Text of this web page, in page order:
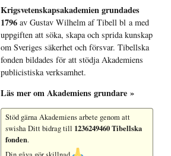
Krigsvetenskap­sakademien grundades
1796 av Gustav Wilhelm af Tibell bl a med
uppgiften att söka, skapa och sprida kunskap
om Sveriges säkerhet och försvar. Tibellska
fonden bildades för att stödja Akademiens
publicistiska verksamhet.
Läs mer om Akademiens grundare »
Stöd gärna Akademiens arbete genom att
swisha Ditt bidrag till 1236249460 Tibellska
fonden.